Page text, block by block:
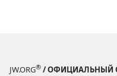
JW.ORG® / ОФИЦИАЛЬНЫЙ